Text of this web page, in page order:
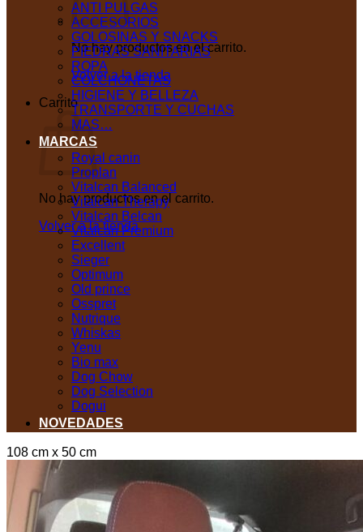
No hay productos en el carrito.
Volver a la tienda
Carrito
No hay productos en el carrito.
Volver a la tienda
ANTI PULGAS
ACCESORIOS
GOLOSINAS Y SNACKS
PIEDRAS SANITARIAS
ROPA
COLCHONETAS
HIGIENE Y BELLEZA
TRANSPORTE Y CUCHAS
MAS…
MARCAS
Royal canin
Proplan
Vitalcan Balanced
Vitalcan Therapy
Vitalcan Belcan
Vitalcan Premium
Excellent
Sieger
Optimum
Old prince
Osspret
Nutrique
Whiskas
Yenu
Bio max
Dog Chow
Dog Selection
Dogui
NOVEDADES
108 cm x 50 cm